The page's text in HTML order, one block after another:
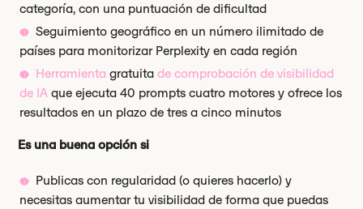
categoría, con una puntuación de dificultad
Seguimiento geográfico en un número ilimitado de
países para monitorizar Perplexity en cada región
Herramienta gratuitade comprobación de visibilidad
de IA que ejecuta 40 prompts cuatro motores y ofrece los
resultados en un plazo de tres a cinco minutos
Es una buena opción si
Publicas con regularidad (o quieres hacerlo) y
necesitas aumentar tu visibilidad de forma que puedas